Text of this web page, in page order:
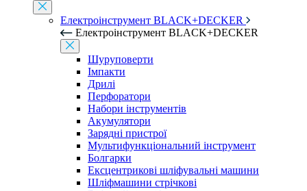
Електроінструмент BLACK+DECKER
Електроінструмент BLACK+DECKER
Шуруповерти
Імпакти
Дрилі
Перфоратори
Набори інструментів
Акумулятори
Зарядні пристрої
Мультифункціональний інструмент
Болгарки
Ексцентрикові шліфувальні машини
Шліфмашини стрічкові